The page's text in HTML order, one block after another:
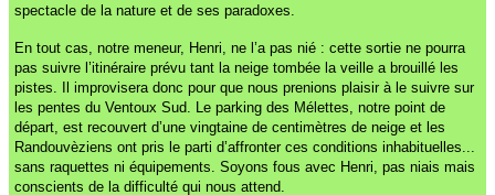
spectacle de la nature et de ses paradoxes.
En tout cas, notre meneur, Henri, ne l’a pas nié : cette sortie ne pourra
pas suivre l’itinéraire prévu tant la neige tombée la veille a brouillé les
pistes. Il improvisera donc pour que nous prenions plaisir à le suivre sur
les pentes du Ventoux Sud. Le parking des Mélettes, notre point de
départ, est recouvert d’une vingtaine de centimètres de neige et les
Randouvèziens ont pris le parti d’affronter ces conditions inhabituelles...
sans raquettes ni équipements. Soyons fous avec Henri, pas niais mais
conscients de la difficulté qui nous attend.